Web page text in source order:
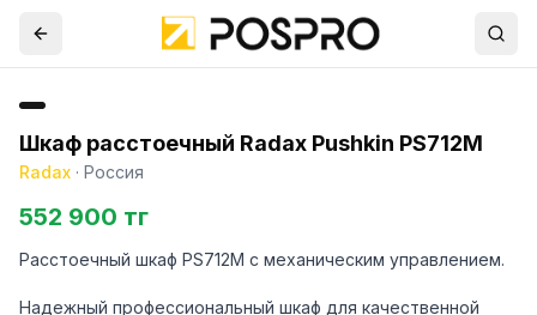
Шкаф расстоечный Radax Pushkin PS712M
Radax · Россия
552 900 тг
Расстоечный шкаф PS712M с механическим управлением.
Надежный профессиональный шкаф для качественной